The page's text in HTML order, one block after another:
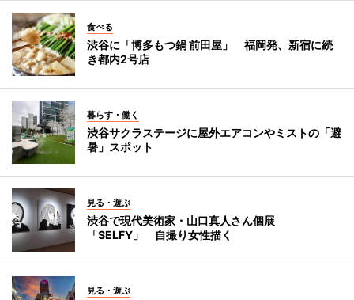
食べる
渋谷に「博多もつ鍋 前田屋」 福岡発、新宿に続
き都内2号店
暮らす・働く
渋谷サクラステージに屋外エアコンやミストの「避
暑」スポット
見る・遊ぶ
渋谷で現代美術家・山口真人さん個展
「SELFY」 自撮り女性描く
見る・遊ぶ